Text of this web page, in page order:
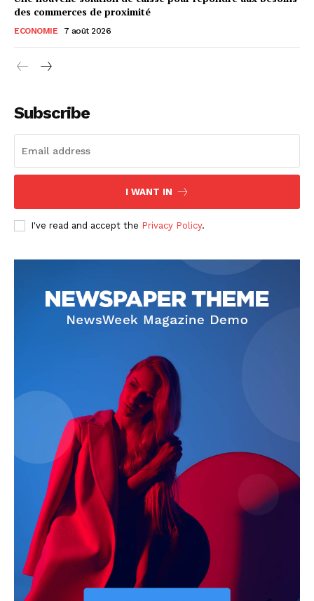
des commerces de proximité
ECONOMIE 7 août 2026
Subscribe
I WANT IN
I've read and accept the Privacy Policy.